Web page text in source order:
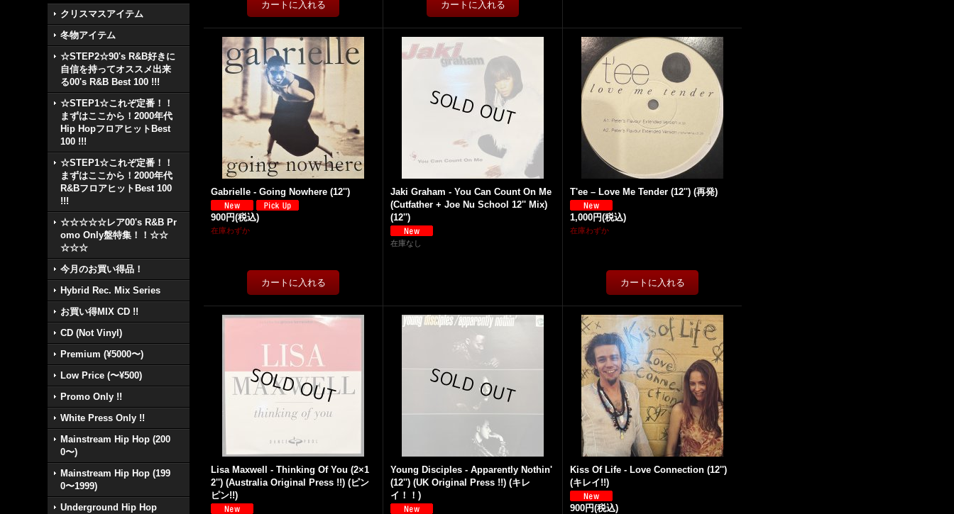
クリスマスアイテム
冬物アイテム
☆STEP2☆90's R&B好きに
自信を持ってオススメ出来
る00's R&B Best 100 !!!
☆STEP1☆これぞ定番！！
まずはここから！2000年代
Hip HopフロアヒットBest
100 !!!
☆STEP1☆これぞ定番！！
まずはここから！2000年代
R&BフロアヒットBest 100
!!!
☆☆☆☆☆レア00's R&B Pr
omo Only盤特集！！☆☆
☆☆☆
今月のお買い得品！
Hybrid Rec. Mix Series
お買い得MIX CD !!
CD (Not Vinyl)
Premium (¥5000〜)
Low Price (〜¥500)
Promo Only !!
White Press Only !!
Mainstream Hip Hop (200
0〜)
Mainstream Hip Hop (199
0〜1999)
Underground Hip Hop
Gabrielle - Going Nowhere (12'')
900円(税込)
在庫わずか
Jaki Graham - You Can Count On Me
(Cutfather + Joe Nu School 12'' Mix)
(12'')
在庫なし
T'ee – Love Me Tender (12'') (再発)
1,000円(税込)
在庫わずか
Lisa Maxwell - Thinking Of You (2×1
2'') (Australia Original Press !!) (ピン
ピン!!)
Young Disciples - Apparently Nothin'
(12'') (UK Original Press !!) (キレ
イ！！)
Kiss Of Life - Love Connection (12'')
(キレイ!!)
900円(税込)